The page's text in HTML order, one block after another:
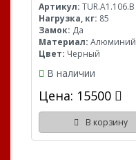
Артикул: TUR.A1.106.B
Нагрузка, кг: 85
Замок: Да
Материал: Алюминий
Цвет: Черный
В наличии
Цена: 15500
В корзину